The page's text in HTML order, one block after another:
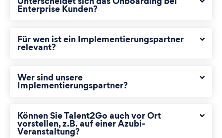
Enterprise Kunden?
Für wen ist ein Implementierungspartner
relevant?
Wer sind unsere
Implementierungspartner?
Können Sie Talent2Go auch vor Ort
vorstellen, z.B. auf einer Azubi-
Veranstaltung?